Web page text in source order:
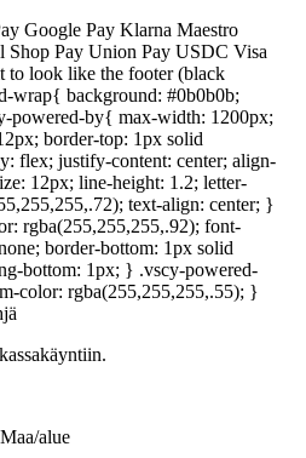
Google Pay Klarna Maestro
Shop Pay Union Pay USDC Visa
look like the footer (black
wrap{ background: #0b0b0b;
powered-by{ max-width: 1200px;
border-top: 1px solid
flex; justify-content: center; align-
12px; line-height: 1.2; letter-
text-align: center; }
rgba(255,255,255,.92); font-
border-bottom: 1px solid
bottom: 1px; } .vscy-powered-
color: rgba(255,255,255,.55); }
alue